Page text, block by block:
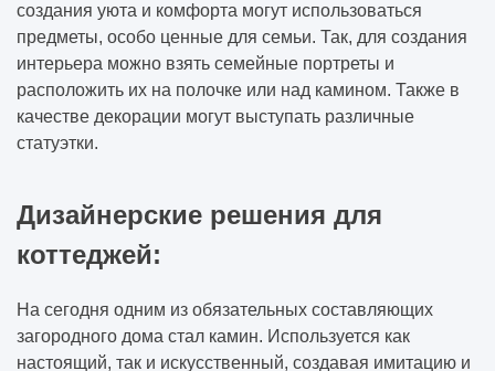
создания уюта и комфорта могут использоваться
предметы, особо ценные для семьи. Так, для создания
интерьера можно взять семейные портреты и
расположить их на полочке или над камином. Также в
качестве декорации могут выступать различные
статуэтки.
Дизайнерские решения для
коттеджей:
На сегодня одним из обязательных составляющих
загородного дома стал камин. Используется как
настоящий, так и искусственный, создавая имитацию и